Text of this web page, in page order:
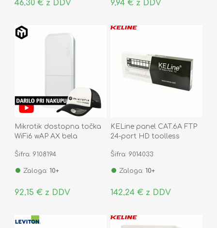
46,30 € z DDV 9,94 € z DDV
Mikrotik dostopna točka
WiFi6 wAP AX bela
5HaxD2HaxD
Šifra: 9108194
Zaloga: 10+
92,15 € z DDV
KELine panel CAT.6A FTP
24-port HD toolless
Šifra: 9014033
Zaloga: 10+
142,24 € z DDV